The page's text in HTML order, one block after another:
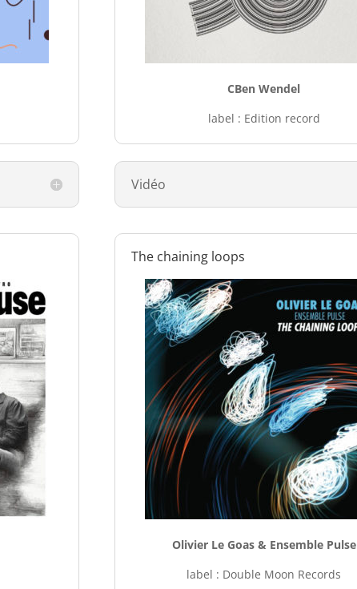
CBen Wendel
label : Edition record
Vidéo
The chaining loops
Olivier Le Goas & Ensemble Pulse
label : Double Moon Records